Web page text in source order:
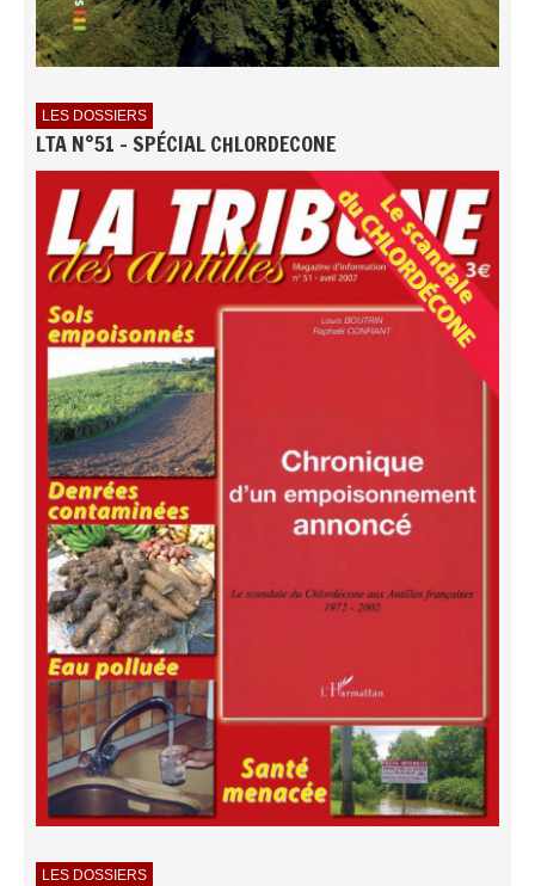
LES DOSSIERS
LTA N°51 - SPÉCIAL CHLORDECONE
LES DOSSIERS